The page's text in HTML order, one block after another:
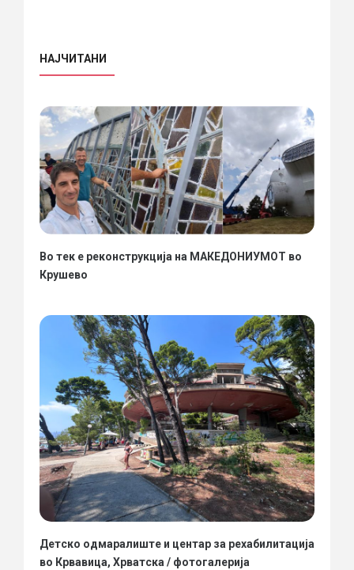
НАЈЧИТАНИ
Во тек е реконструкција на МАКЕДОНИУМОТ во
Крушево
Детско одмаралиште и центар за рехабилитација
во Крвавица, Хрватска / фотогалерија